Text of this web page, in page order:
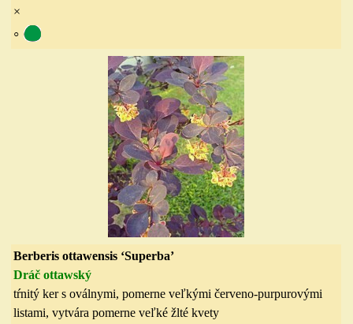
×
◦
Berberis ottawensis ‘Superba’
Dráč ottawský
tŕnitý ker s oválnymi, pomerne veľkými červeno-purpurovými
listami, vytvára pomerne veľké žlté kvety